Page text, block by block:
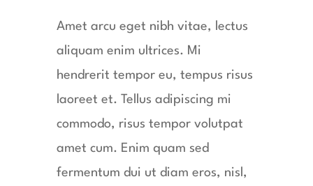
Amet arcu eget nibh vitae, lectus
aliquam enim ultrices. Mi
hendrerit tempor eu, tempus risus
laoreet et. Tellus adipiscing mi
commodo, risus tempor volutpat
amet cum. Enim quam sed
fermentum dui ut diam eros, nisl,